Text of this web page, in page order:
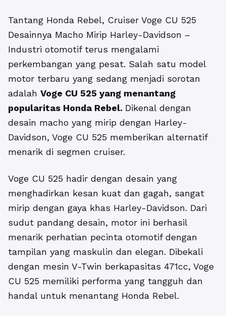
Tantang Honda Rebel, Cruiser Voge CU 525
Desainnya Macho Mirip Harley-Davidson –
Industri otomotif terus mengalami
perkembangan yang pesat. Salah satu model
motor terbaru yang sedang menjadi sorotan
adalah Voge CU 525 yang menantang
popularitas Honda Rebel. Dikenal dengan
desain macho yang mirip dengan Harley-
Davidson, Voge CU 525 memberikan alternatif
menarik di segmen cruiser.
Voge CU 525 hadir dengan desain yang
menghadirkan kesan kuat dan gagah, sangat
mirip dengan gaya khas Harley-Davidson. Dari
sudut pandang desain, motor ini berhasil
menarik perhatian pecinta otomotif dengan
tampilan yang maskulin dan elegan. Dibekali
dengan mesin V-Twin berkapasitas 471cc, Voge
CU 525 memiliki performa yang tangguh dan
handal untuk menantang Honda Rebel.